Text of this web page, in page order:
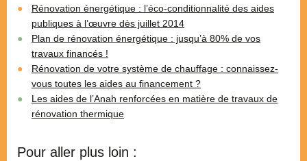
Rénovation énergétique : l’éco-conditionnalité des aides
publiques à l’œuvre dès juillet 2014
Plan de rénovation énergétique : jusqu’à 80% de vos
travaux financés !
Rénovation de votre système de chauffage : connaissez-
vous toutes les aides au financement ?
Les aides de l’Anah renforcées en matière de travaux de
rénovation thermique
Pour aller plus loin :